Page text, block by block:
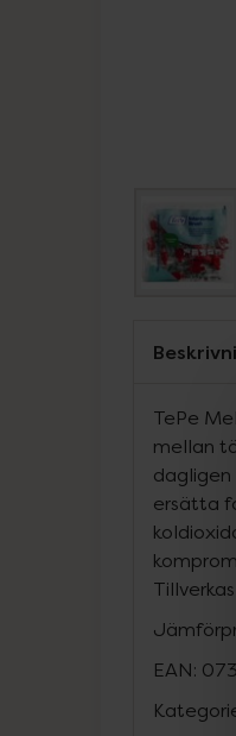
TePe
mellan
ersätta
EAN: